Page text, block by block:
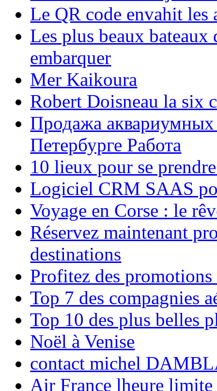
Le QR code envahit les
Les plus beaux bateaux
embarquer
Mer Kaikoura
Robert Doisneau la six
Продажа аквариумных
Петербурге Работа
10 lieux pour se
Logiciel CRM SAAS
Voyage en Corse : le
Réservez maintenant
destinations
Profitez des
Top 7 des compagnies
Top 10 des plus belles
Noël à Venise
contact michel
Air France lheure limite